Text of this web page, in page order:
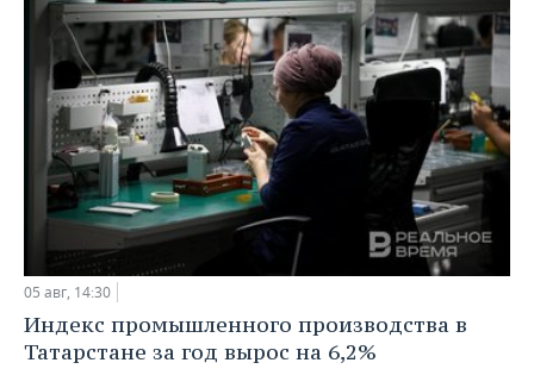
05 авг, 14:30
Индекс промышленного производства в
Татарстане за год вырос на 6,2%